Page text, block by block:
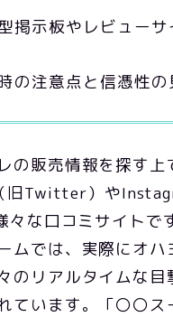
掲示板やレビューサ
の注意点と信憑性の
の販売情報を探す上
旧Twitter）や
々な口コミサイトで
ムでは、実際にオハ
のリアルタイムな目
ています。「〇〇ス